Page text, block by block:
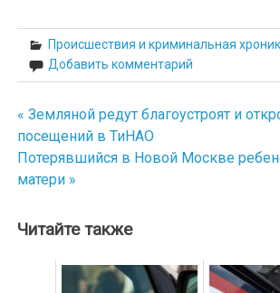
Происшествия и криминальная
Добавить комментарий
Навигация
по
записям
« Земляной редут благоустроят и
посещений в ТиНАО
Потерявшийся в Новой Москве
матери »
Читайте также